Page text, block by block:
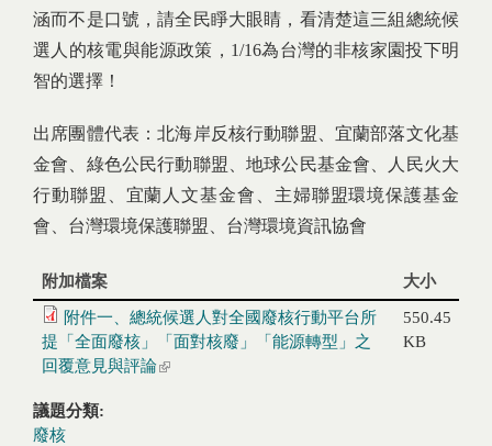
涵而不是口號，請全民睜大眼睛，看清楚這三組總統候
選人的核電與能源政策，1/16為台灣的非核家園投下明
智的選擇！
出席團體代表：北海岸反核行動聯盟、宜蘭部落文化基
金會、綠色公民行動聯盟、地球公民基金會、人民火大
行動聯盟、宜蘭人文基金會、主婦聯盟環境保護基金
會、台灣環境保護聯盟、台灣環境資訊協會
附加檔案 大小
附件一、總統候選人對全國廢核行動平台所
提「全面廢核」「面對核廢」「能源轉型」之
回覆意見與評論(link is external)
550.45
KB
議題分類:
廢核